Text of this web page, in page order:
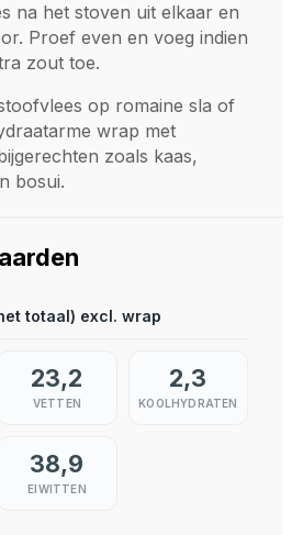
na het stoven uit elkaar en
Proef even en voeg indien
zout toe.
op romaine sla of
wrap met
zoals kaas,
bosui.
totaal) excl. wrap
23,2
VETTEN
2,3
KOOLHYDRATEN
38,9
EIWITTEN